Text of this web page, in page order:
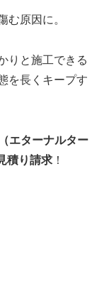
む原因に。
りと施工できる
を長くキープす
エターナルター
積り請求 ！